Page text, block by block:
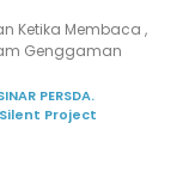
Ketika Membaca ,
Genggaman
PERSDA.
Project